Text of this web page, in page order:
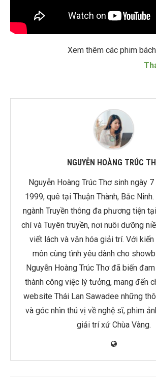
Xem thêm các phim
NGUYỄN HOÀNG TRÚC
Nguyễn Hoàng Trúc Thơ sinh ngày
1999, quê tại Thuận Thành, Bắc
ngành Truyền thông đa phương tiện
chí và Tuyên truyền, nơi nuôi dưỡng
viết lách và văn hóa giải trí. Với
môn cùng tình yêu dành cho
Nguyễn Hoàng Trúc Thơ đã biến
thành công việc lý tưởng, mang đến
website Thái Lan Sawadee những
và góc nhìn thú vị về nghệ sĩ, phim
giải trí xứ Chùa Vàng.